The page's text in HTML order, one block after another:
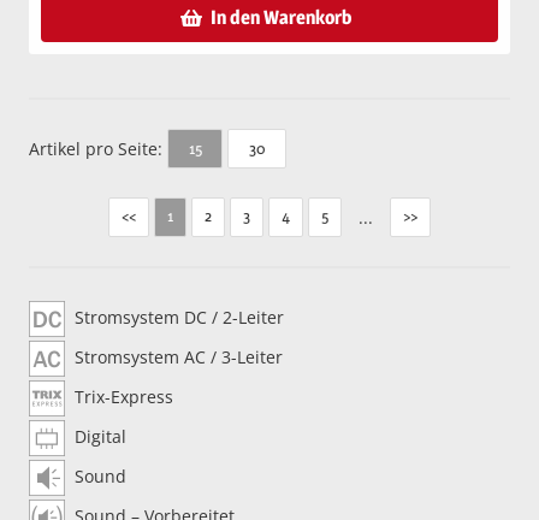
In den Warenkorb
Artikel pro Seite: 15 30
<< 1 2 3 4 5 ... >>
Stromsystem DC / 2-Leiter
Stromsystem AC / 3-Leiter
Trix-Express
Digital
Sound